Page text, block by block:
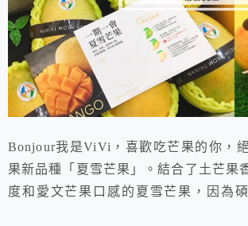
Bonjour我是ViVi，喜歡吃芒果的你，
果新品種「夏雪芒果」。結合了土芒果
度和愛文芒果口感的夏雪芒果，因為